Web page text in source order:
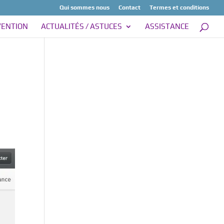
Qui sommes nous Contact Termes et conditions
ACTUALITÉS / ASTUCES ASSISTANCE